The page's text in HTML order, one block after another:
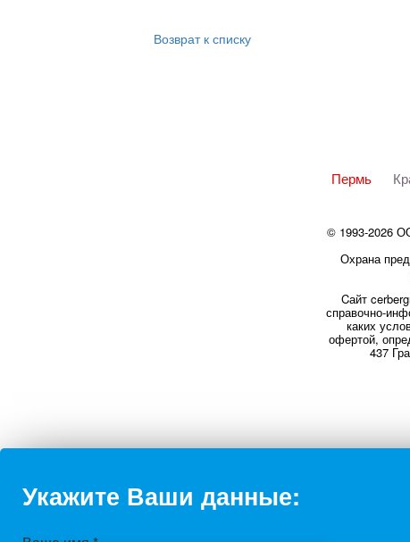
Возврат к списку
Пермь
© 1993-2026
Охрана
Cайт
справочно-
каких
офертой,
437
Укажите Ваши данные: